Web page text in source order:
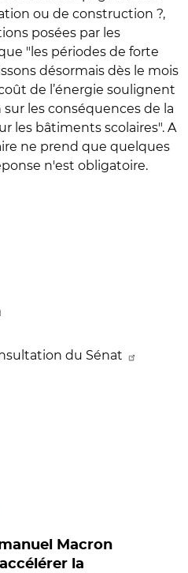
ou de construction ?,
posées par les
"les périodes de forte
désormais dès le mois
de l’énergie soulignent
sur les conséquences de la
les bâtiments scolaires". A
ne prend que quelques
n'est obligatoire.
du Sénat
Macron
la